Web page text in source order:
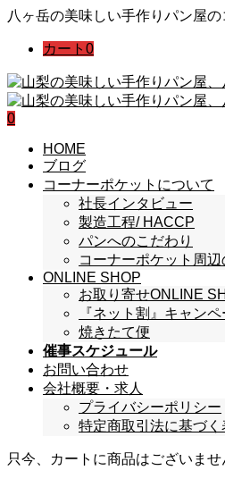
八ヶ岳の美味しい手作りパン屋
カート 0
0
HOME
ブログ
コーナーポケットについて
社長インタビュー
製造工程/ HACCP
パンへのこだわり
コーナーポケット周
ONLINE SHOP
お取り寄せONLINE
『ネット割』キャン
焼きたて便
催事スケジュール
お問い合わせ
会社概要・求人
プライバシーポリシー
特定商取引法に基づく
只今、カートに商品はございませ